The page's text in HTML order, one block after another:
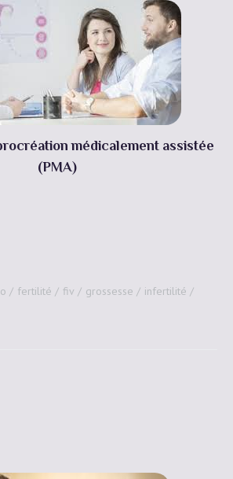
médicalement assistée
(PMA)
fertilité fiv grossesse
infertilité